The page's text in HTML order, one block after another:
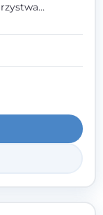
duży nacisk
Interesuje
zaburzeń
i
związane z
problemy w
się w